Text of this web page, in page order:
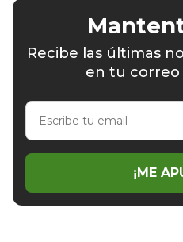
Recibe las últimas
en tu
Escribe
email
¡ME